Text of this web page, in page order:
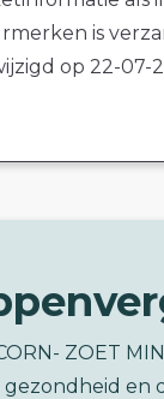
is
op 22-07-
ZOET
en